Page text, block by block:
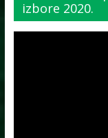
izbore 2020.